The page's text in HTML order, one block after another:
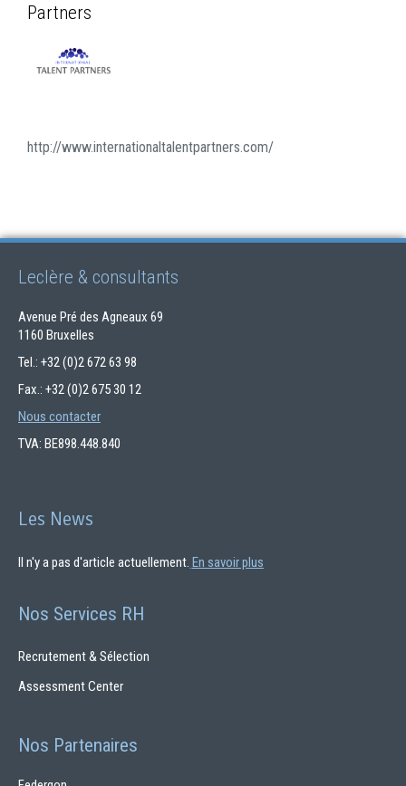
Partners
http://www.internationaltalentpartners.com/
Leclère & consultants
Avenue Pré des Agneaux 69
1160 Bruxelles
Tel.: +32 (0)2 672 63 98
Fax.: +32 (0)2 675 30 12
Nous contacter
TVA: BE898.448.840
Les News
Il n'y a pas d'article actuellement. En savoir plus
Nos Services RH
Recrutement & Sélection
Assessment Center
Nos Partenaires